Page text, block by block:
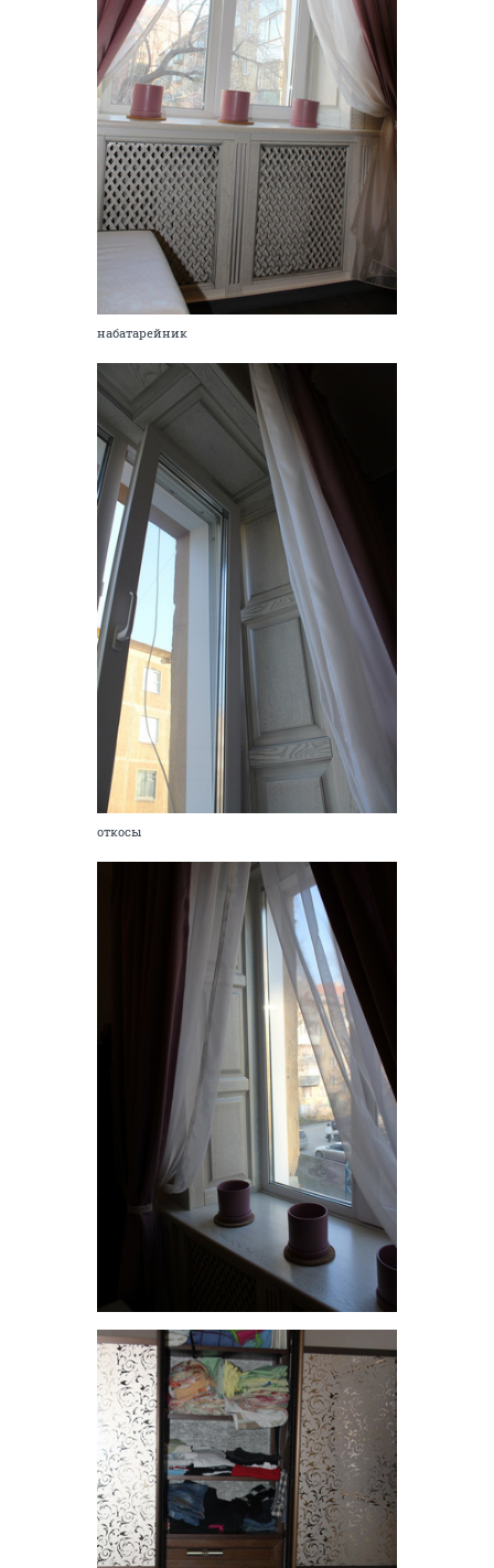
набатарейник
откосы